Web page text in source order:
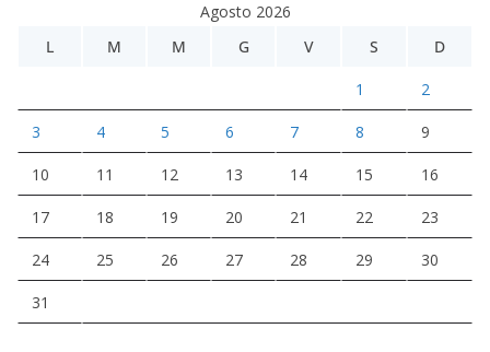
Agosto 2026
L
M M G V S D
1 2
3 4 5 6 7 8 9
10 11 12 13 14 15 16
17 18 19 20 21 22 23
24 25 26 27 28 29 30
31